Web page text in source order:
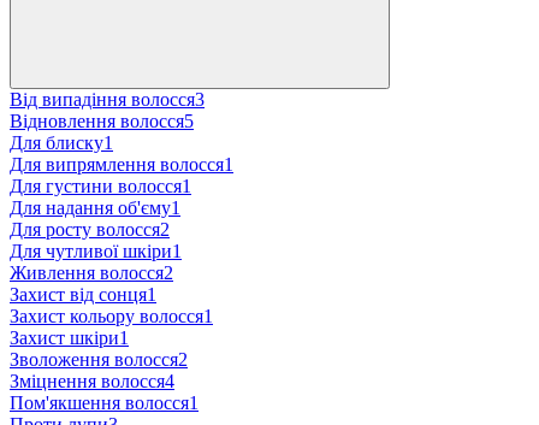
Від випадіння волосся3
Відновлення волосся5
Для блиску1
Для випрямлення волосся1
Для густини волосся1
Для надання об'єму1
Для росту волосся2
Для чутливої шкіри1
Живлення волосся2
Захист від сонця1
Захист кольору волосся1
Захист шкіри1
Зволоження волосся2
Зміцнення волосся4
Пом'якшення волосся1